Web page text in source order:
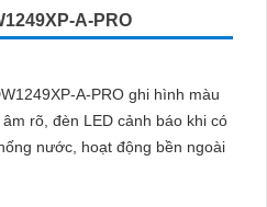
A-PRO
A-PRO ghi hình màu
rõ, đèn LED cảnh báo khi có